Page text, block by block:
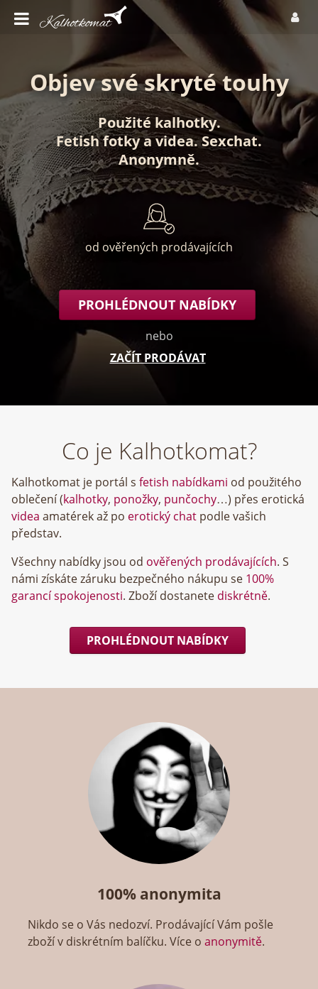
Objev své skryté touhy
Použité kalhotky.
Fetish fotkyavidea.Sexchat.
Anonymně.
od ověřených prodávajících
PROHLÉDNOUT NABÍDKY
nebo
ZAČÍT PRODÁVAT
Co je Kalhotkomat?
Kalhotkomat je portál s fetish nabídkami od použitého
oblečení (kalhotky, ponožky, punčochy…) přes erotická
videa amatérek až po erotický chat podle vašich
představ.
Všechny nabídky jsou od ověřených prodávajících. S
námi získáte záruku bezpečného nákupu se 100%
garancí spokojenosti. Zboží dostanete diskrétně.
PROHLÉDNOUT NABÍDKY
100% anonymita
Nikdo se o Vás nedozví. Prodávající Vám pošle
zboží v diskrétním balíčku. Více oanonymitě.